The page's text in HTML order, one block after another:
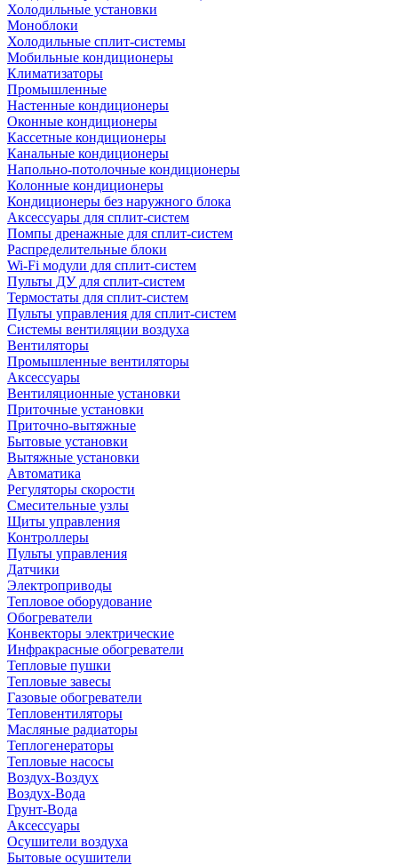
Холодильные установки
Моноблоки
Холодильные сплит-системы
Мобильные кондиционеры
Климатизаторы
Промышленные
Настенные кондиционеры
Оконные кондиционеры
Кассетные кондиционеры
Канальные кондиционеры
Напольно-потолочные кондиционеры
Колонные кондиционеры
Кондиционеры без наружного блока
Аксессуары для сплит-систем
Помпы дренажные для сплит-систем
Распределительные блоки
Wi-Fi модули для сплит-систем
Пульты ДУ для сплит-систем
Термостаты для сплит-систем
Пульты управления для сплит-систем
Системы вентиляции воздуха
Вентиляторы
Промышленные вентиляторы
Аксессуары
Вентиляционные установки
Приточные установки
Приточно-вытяжные
Бытовые установки
Вытяжные установки
Автоматика
Регуляторы скорости
Смесительные узлы
Щиты управления
Контроллеры
Пульты управления
Датчики
Электроприводы
Тепловое оборудование
Обогреватели
Конвекторы электрические
Инфракрасные обогреватели
Тепловые пушки
Тепловые завесы
Газовые обогреватели
Тепловентиляторы
Масляные радиаторы
Теплогенераторы
Тепловые насосы
Воздух-Воздух
Воздух-Вода
Грунт-Вода
Аксессуары
Осушители воздуха
Бытовые осушители